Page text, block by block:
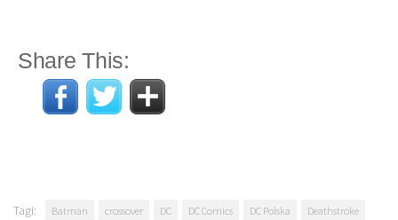
Share This:
Tagi: Batman crossover DC DC Comics DC Polska
Deathstroke